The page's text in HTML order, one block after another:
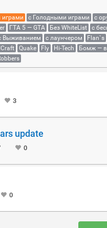
играми с Голодными играми с
ГТА 5 — GTA Без WhiteList с
Выживанием с лаунчером Flan`s
Quake Fly Hi-Tech Бомж —
3
update
0
0